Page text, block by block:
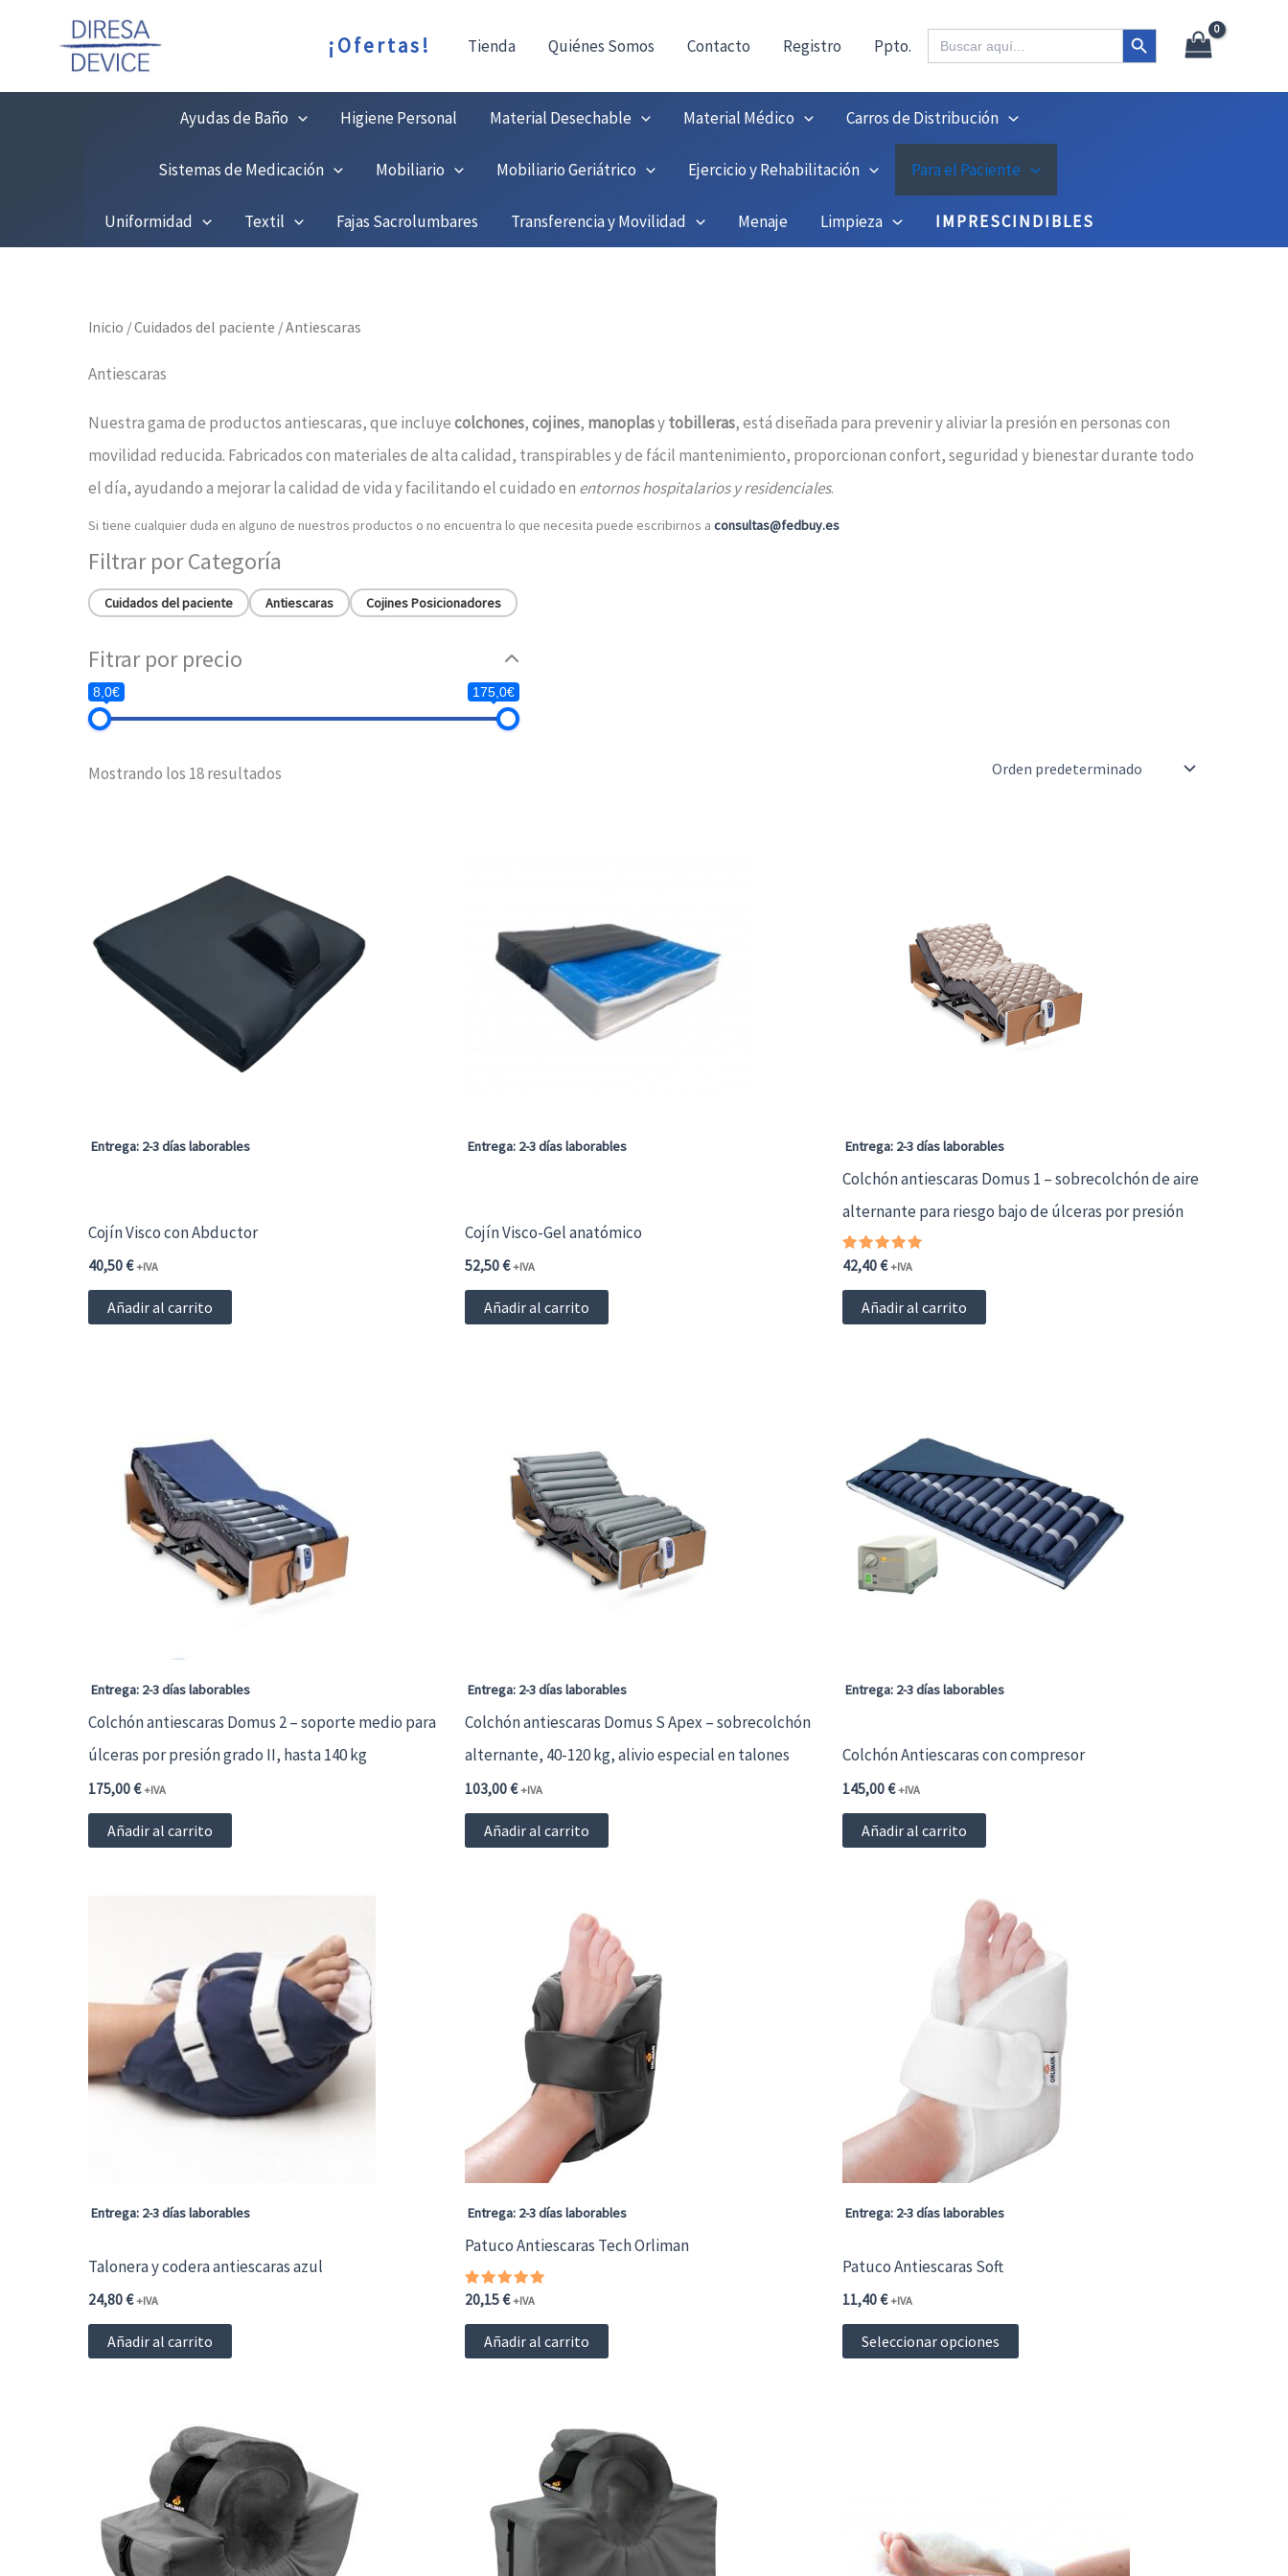
¡Ofertas! Tienda Quiénes Somos Contacto Registro Ppto.
Buscar: Botón de búsqueda
Ayudas de Baño Higiene Personal Material Desechable Material Médico Carros de Distribución
Sistemas de Medicación Mobiliario Mobiliario Geriátrico Ejercicio y Rehabilitación Para el Paciente
Uniformidad Textil Fajas Sacrolumbares Transferencia y Movilidad Menaje Limpieza IMPRESCINDIBLES
Inicio /Cuidados del paciente / Antiescaras
Antiescaras
Nuestra gama de productos antiescaras, que incluyecolchones,cojines, manoplasytobilleras, está diseñada para prevenir y aliviar la presión en personas con
movilidad reducida. Fabricados con materiales de alta calidad, transpirables y de fácil mantenimiento, proporcionan confort, seguridad y bienestar durante todo
el día, ayudando a mejorar la calidad de vida y facilitando el cuidado en entornos hospitalarios y residenciales.
Si tiene cualquier duda en alguno de nuestros productos o no encuentra lo que necesita puede escribirnos a consultas@fedbuy.es
Filtrar por Categoría
Cuidados del paciente Antiescaras Cojines Posicionadores
Fitrar por precio
8,0€ 175,0€
Mostrando los 18 resultados
Entrega: 2-3 días laborables
Cojín Visco con Abductor
40,50€ +IVA
Añadir al carrito
Entrega: 2-3 días laborables
Cojín Visco-Gel anatómico
52,50€ +IVA
Añadir al carrito
Entrega: 2-3 días laborables
Colchón antiescaras Domus 1 – sobrecolchón de aire
alternante para riesgo bajo de úlceras por presión
Valorado
con
5.00
de 5
42,40€ +IVA
Añadir al carrito
Entrega: 2-3 días laborables
Colchón antiescaras Domus 2 – soporte medio para
úlceras por presión grado II, hasta 140 kg
175,00€ +IVA
Añadir al carrito
Entrega: 2-3 días laborables
Colchón antiescaras Domus S Apex – sobrecolchón
alternante, 40-120 kg, alivio especial en talones
103,00€ +IVA
Añadir al carrito
Entrega: 2-3 días laborables
Colchón Antiescaras con compresor
145,00€ +IVA
Añadir al carrito
Entrega: 2-3 días laborables
Talonera y codera antiescaras azul
24,80€ +IVA
Añadir al carrito
Entrega: 2-3 días laborables
Patuco Antiescaras Tech Orliman
Valorado
con
5.00
de 5
20,15€ +IVA
Añadir al carrito
Entrega: 2-3 días laborables
Patuco Antiescaras Soft
11,40€ +IVA
Seleccionar opciones
Este
producto
se